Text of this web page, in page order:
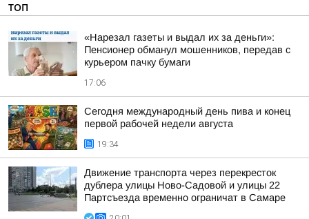
ТОП
«Нарезал газеты и выдал их за деньги»:
Пенсионер обманул мошенников, передав с
курьером пачку бумаги
17:06
Сегодня международный день пива и конец
первой рабочей недели августа
19:34
Движение транспорта через перекресток
дублера улицы Ново-Садовой и улицы 22
Партсъезда временно ограничат в Самаре